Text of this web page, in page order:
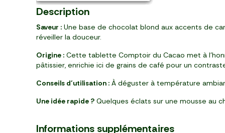
Description
Saveur : Une base de chocolat blond aux accents de
réveiller la douceur.
Origine : Cette tablette Comptoir du Cacao met à
pâtissier, enrichie ici de grains de café pour un
Conseils d’utilisation : À déguster à température
Une idée rapide ? Quelques éclats sur une mousse au
Informations supplémentaires